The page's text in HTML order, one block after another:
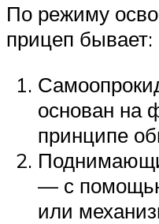
По режиму
прицеп бывает:
основан на
принципе
— с
или